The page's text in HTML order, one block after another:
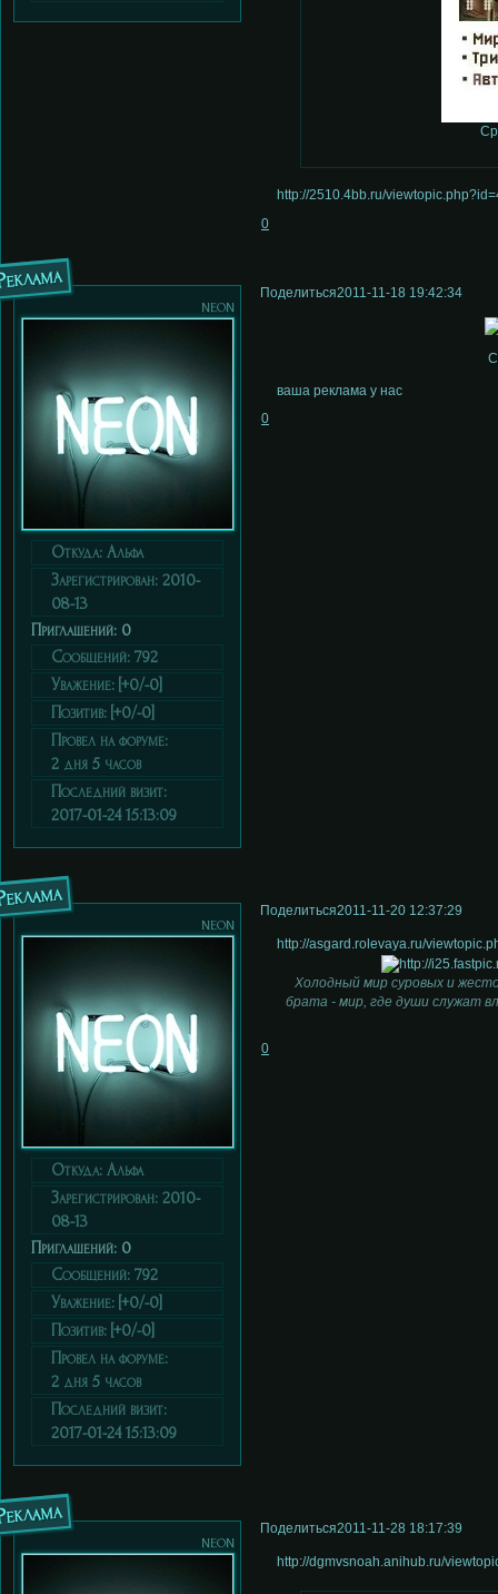
http://2510.4bb.ru/
0
Поделиться2011-11-18 19:42:34
neon
Откуда: Альфа
Зарегистрирован: 2010-
08-13
Приглашений: 0
Сообщений: 792
Уважение: [+0/-0]
Позитив: [+0/-0]
Провел на форуме:
2 дня 5 часов
Последний визит:
2017-01-24 15:13:09
ваша реклама у нас
0
Поделиться2011-11-20 12:37:29
neon
Откуда: Альфа
Зарегистрирован: 2010-
08-13
Приглашений: 0
Сообщений: 792
Уважение: [+0/-0]
Позитив: [+0/-0]
Провел на форуме:
2 дня 5 часов
Последний визит:
2017-01-24 15:13:09
http://asgard.rolevaya.ru/
Холодный мир суровых и
брата - мир, где души служат
0
Поделиться2011-11-28 18:17:39
neon
http://dgmvsnoah.anihub.ru/